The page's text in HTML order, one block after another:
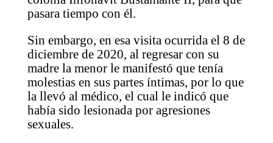
pasara tiempo con él.
Sin embargo, en esa visita ocurrida el 8 de
diciembre de 2020, al regresar con su
madre la menor le manifestó que tenía
molestias en sus partes íntimas, por lo que
la llevó al médico, el cual le indicó que
había sido lesionada por agresiones
sexuales.